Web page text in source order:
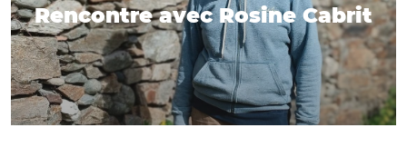
Rencontre avec Rosine Cabrit